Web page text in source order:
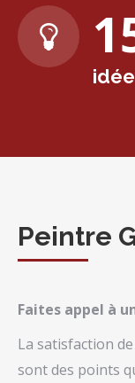
Peintre
Faites appel à
La satisfaction
sont des points